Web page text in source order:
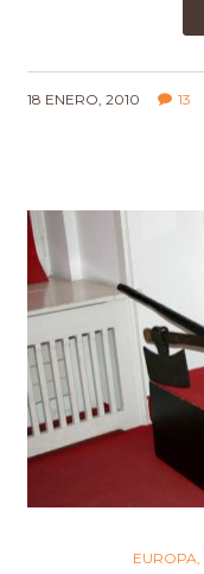
18 ENERO, 2010 13
EUROPA,